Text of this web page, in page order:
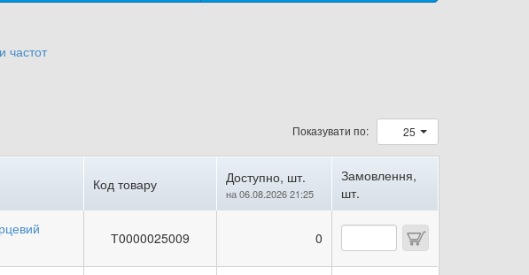
частот
Показувати по: 25
Код товару Доступно, шт.
на 06.08.2026 21:25
Замовлення,
шт.
Т0000025009 0